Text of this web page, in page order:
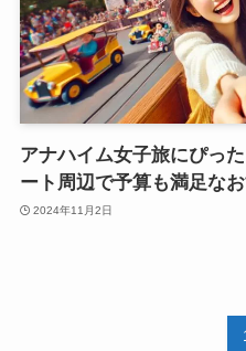
アナハイム女子旅にぴっ
ート周辺で予算も満足な
2024年11月2日